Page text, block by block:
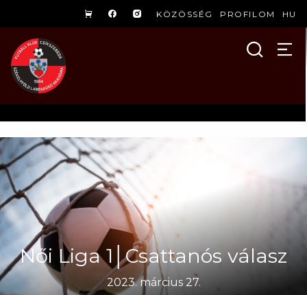
KÖZÖSSÉG PROFILOM HU
Női Liga 1│Csattanós válasz
2023. március 27.